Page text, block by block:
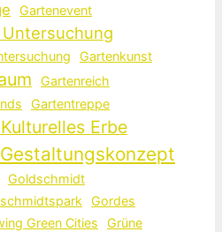
Gartenevent
Gartenkunst
Gartenreich
Gartentreppe
Erbe
Gestaltungskonzept
Goldschmidt
Gordes
Green Cities
Grüne